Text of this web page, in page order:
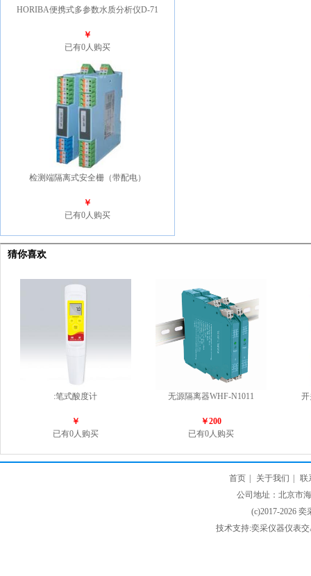
HORIBA便携式多参数水质分析仪D-71
￥
已有0人购买
检测端隔离式安全栅（带配电）
￥
已有0人购买
猜你喜欢
:笔式酸度计
￥
已有0人购买
无源隔离器WHF-N1011
￥200
已有0人购买
首页 关于我们
联
公司地址：北京市
(c)2017-2026
技术支持:奕采仪器仪表